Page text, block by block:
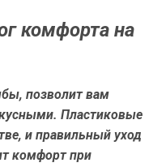
комфорта на
, позволит вам
Пластиковые
и правильный уход
комфорт при